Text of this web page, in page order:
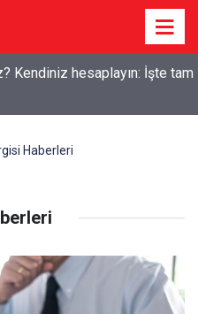
Kendiniz hesaplayın: İşte tam
Haberleri